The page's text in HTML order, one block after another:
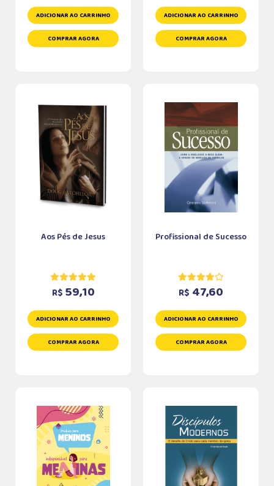
ADICIONAR AO CARRINHO
COMPRAR AGORA
ADICIONAR AO CARRINHO
COMPRAR AGORA
Aos Pés de Jesus
R$ 59,10
ADICIONAR AO CARRINHO
COMPRAR AGORA
Profissional de Sucesso
R$ 47,60
ADICIONAR AO CARRINHO
COMPRAR AGORA